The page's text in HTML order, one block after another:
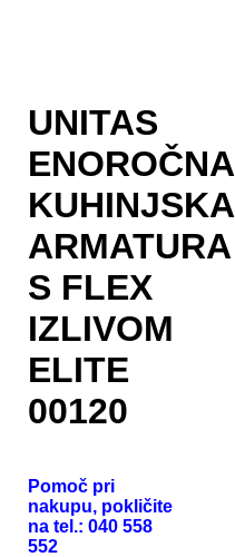
UNITAS
ENOROČNA
KUHINJSKA
ARMATURA
S FLEX
IZLIVOM
ELITE
00120
Pomoč pri
nakupu, pokličite
na tel.: 040 558
552